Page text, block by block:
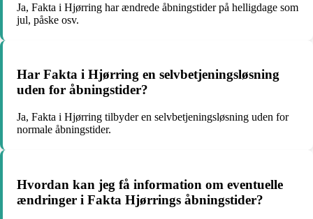
Ja, Fakta i Hjørring har ændrede åbningstider på helligdage som
jul, påske osv.
Har Fakta i Hjørring en selvbetjeningsløsning
uden for åbningstider?
Ja, Fakta i Hjørring tilbyder en selvbetjeningsløsning uden for
normale åbningstider.
Hvordan kan jeg få information om eventuelle
ændringer i Fakta Hjørrings åbningstider?